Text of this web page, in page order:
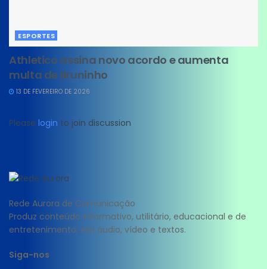
ESPORTES
Athletico assina novo acordo e aumenta
multa de Bruninho
13 DE FEVEREIRO DE 2026
Please login to join discussion
Rede Aurora de Comunicação
Produz conteúdo informativo, utilitário, educacional e de
entretenimento; em áudio, vídeo e textos.
Siga-nos